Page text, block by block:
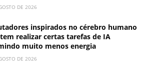
DE 2026
inspirados no cérebro humano
realizar certas tarefas de IA
muito menos energia
DE 2026